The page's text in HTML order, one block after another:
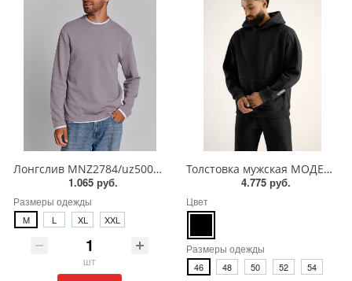
Лонгслив MNZ2784/uz500249
1.065 руб.
Размеры одежды
M L XL XXL
шт
Толстовка мужская МОДЕЛЬ 18/OXO-3865-1220
4.775 руб.
Цвет
Размеры одежды
46 48 50 52 54